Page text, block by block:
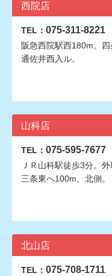
西院店
TEL： 075-311-8221
阪急西院駅西180m。四
通佐井西入ル。
山科店
TEL： 075-595-7677
ＪＲ山科駅徒歩3分。外
三条東へ100m、北側。
北山店
TEL： 075-708-1711